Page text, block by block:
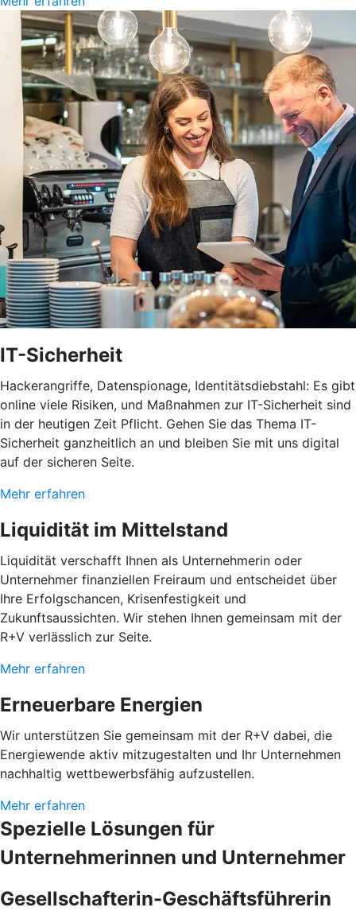
IT-Sicherheit
Hackerangriffe, Datenspionage, Identitätsdiebstahl: Es gibt
online viele Risiken, und Maßnahmen zur IT-Sicherheit sind
in der heutigen Zeit Pflicht. Gehen Sie das Thema IT-
Sicherheit ganzheitlich an und bleiben Sie mit uns digital
auf der sicheren Seite.
Mehr erfahren
Liquidität im Mittelstand
Liquidität verschafft Ihnen als Unternehmerin oder
Unternehmer finanziellen Freiraum und entscheidet über
Ihre Erfolgschancen, Krisenfestigkeit und
Zukunftsaussichten. Wir stehen Ihnen gemeinsam mit der
R+V verlässlich zur Seite.
Mehr erfahren
Erneuerbare Energien
Wir unterstützen Sie gemeinsam mit der R+V dabei, die
Energiewende aktiv mitzugestalten und Ihr Unternehmen
nachhaltig wettbewerbsfähig aufzustellen.
Mehr erfahren
Spezielle Lösungen für
Unternehmerinnen und Unternehmer
Gesellschafterin-Geschäftsführerin